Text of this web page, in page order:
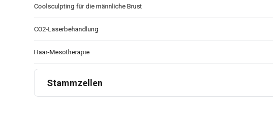
Coolsculpting für die männliche Brust
CO2-Laserbehandlung
Haar-Mesotherapie
Stammzellen